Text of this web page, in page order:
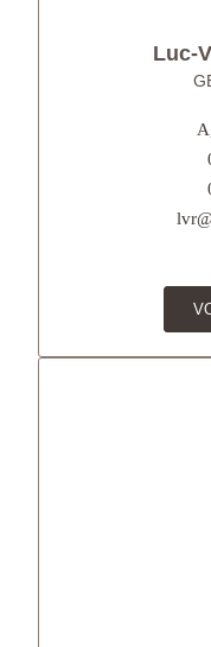
Luc-